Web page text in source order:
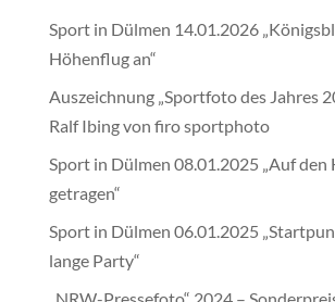
Sport in Dülmen 14.01.2026
Höhenflug an“
Auszeichnung „Sportfoto des Jahres
Ralf Ibing von firo sportphoto
Sport in Dülmen 08.01.2025 „Auf den
getragen“
Sport in Dülmen 06.01.2025
lange Party“